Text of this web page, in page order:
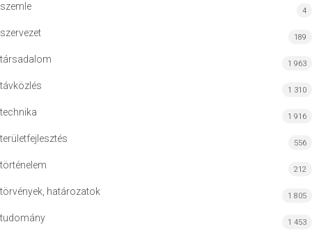
szemle 4
szervezet 189
társadalom 1 963
távközlés 1 310
technika 1 916
területfejlesztés 556
történelem 212
törvények, határozatok 1 805
tudomány 1 453